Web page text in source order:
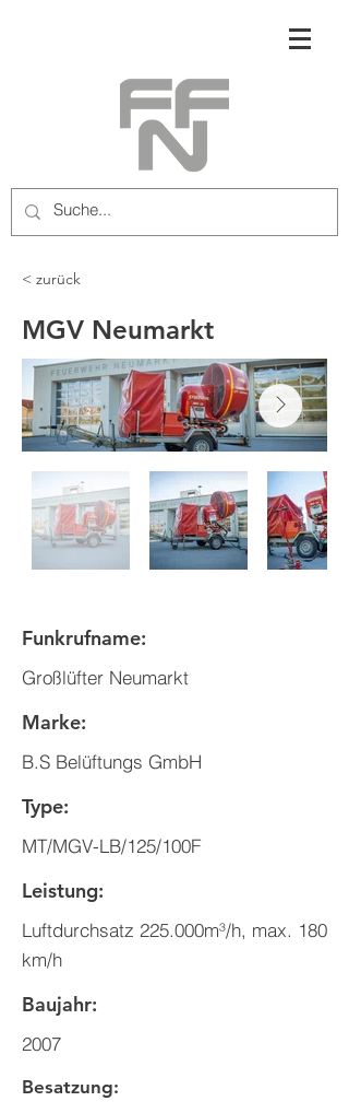
< zurück
MGV Neumarkt
Funkrufname:
Großlüfter Neumarkt
Marke:
B.S Belüftungs GmbH
Type:
MT/MGV-LB/125/100F
Leistung:
Luftdurchsatz 225.000m³/h, max. 180
km/h
Baujahr:
2007
Besatzung: